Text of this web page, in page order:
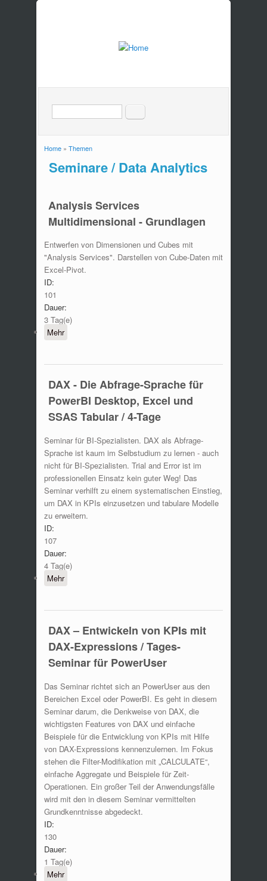
Search form
Suche
You are here
Home » Themen
Seminare / Data Analytics
Analysis Services
Multidimensional - Grundlagen
Entwerfen von Dimensionen und Cubes mit
"Analysis Services". Darstellen von Cube-Daten mit
Excel-Pivot.
ID:
101
Dauer:
3 Tag(e)
Mehr
DAX - Die Abfrage-Sprache für
PowerBI Desktop, Excel und
SSAS Tabular / 4-Tage
Seminar für BI-Spezialisten. DAX als Abfrage-
Sprache ist kaum im Selbstudium zu lernen - auch
nicht für BI-Spezialisten. Trial and Error ist im
professionellen Einsatz kein guter Weg! Das
Seminar verhilft zu einem systematischen Einstieg,
um DAX in KPIs einzusetzen und tabulare Modelle
zu erweitern.
ID:
107
Dauer:
4 Tag(e)
Mehr
DAX – Entwickeln von KPIs mit
DAX-Expressions / Tages-
Seminar für PowerUser
Das Seminar richtet sich an PowerUser aus den
Bereichen Excel oder PowerBI. Es geht in diesem
Seminar darum, die Denkweise von DAX, die
wichtigsten Features von DAX und einfache
Beispiele für die Entwicklung von KPIs mit Hilfe
von DAX-Expressions kennenzulernen. Im Fokus
stehen die Filter-Modifikation mit „CALCULATE“,
einfache Aggregate und Beispiele für Zeit-
Operationen. Ein großer Teil der Anwendungsfälle
wird mit den in diesem Seminar vermittelten
Grundkenntnisse abgedeckt.
ID:
130
Dauer:
1 Tag(e)
Mehr